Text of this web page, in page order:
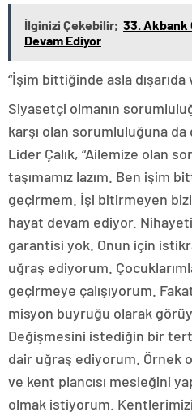
İlginizi Çekebilir; 33. Akbank
Devam Ediyor
“İşim bittiğinde asla
Siyasetçi olmanın
karşı olan sorumluluğuna
Lider Çalık, “Ailemize olan
taşımamız lazım. Ben işim
geçirmem. İşi bitirmeyen
hayat devam ediyor.
garantisi yok. Onun için
uğraş ediyorum.
geçirmeye çalışıyorum.
misyon buyruğu olarak
Değişmesini istediğin bir
dair uğraş ediyorum. Örnek
ve kent plancısı mesleğini
olmak istiyorum.